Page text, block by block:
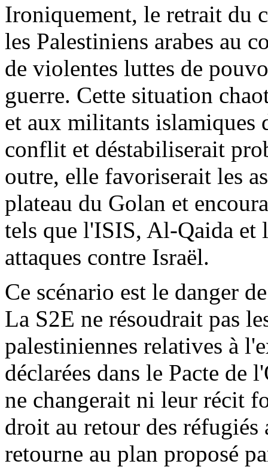
Ironiquement, le retrait du
les Palestiniens arabes au
de violentes luttes de
guerre. Cette situation
et aux militants islamiques
conflit et déstabiliserait
outre, elle favoriserait les
plateau du Golan et
tels que l'ISIS, Al-Qaida et
attaques contre Israël.
Ce scénario est le danger
La S2E ne résoudrait pas
palestiniennes relatives à
déclarées dans le Pacte de
ne changerait ni leur récit
droit au retour des réfugiés
retourne au plan proposé